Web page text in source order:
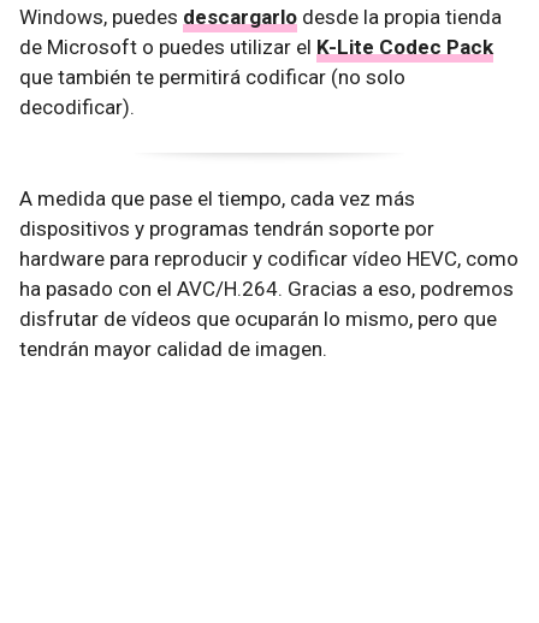
Windows, puedes descargarlo desde la propia tienda
de Microsoft o puedes utilizar el K-Lite Codec Pack
que también te permitirá codificar (no solo
decodificar).
A medida que pase el tiempo, cada vez más
dispositivos y programas tendrán soporte por
hardware para reproducir y codificar vídeo HEVC, como
ha pasado con el AVC/H.264. Gracias a eso, podremos
disfrutar de vídeos que ocuparán lo mismo, pero que
tendrán mayor calidad de imagen.